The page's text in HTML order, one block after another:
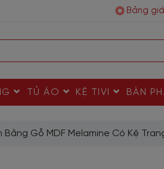
Bảng giá
TỦ ÁO KỆ TIVI BÀN
Bằng Gỗ MDF Melamine Có Kệ